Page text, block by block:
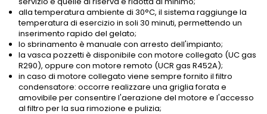
alla temperatura ambiente di 30°C, il sistema raggiunge la
temperatura di esercizio in soli 30 minuti, permettendo un
inserimento rapido del gelato;
lo sbrinamento è manuale con arresto dell'impianto;
la vasca pozzetti è disponibile con motore collegato (UC gas
R290), oppure con motore remoto (UCR gas R452A);
in caso di motore collegato viene sempre fornito il filtro
condensatore: occorre realizzare una griglia forata e
amovibile per consentire l'aerazione del motore e l'accesso
al filtro per la sua rimozione e pulizia;